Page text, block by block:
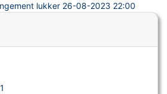
lukker 26-08-2023 22:00